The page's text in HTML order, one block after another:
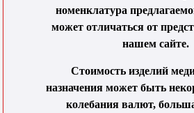
номенклатура
может отличаться от
нашем сайте.
Стоимость изделий
назначения может быть
колебания валют,